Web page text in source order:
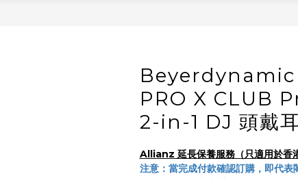
Beyerdynamic
PRO X CLUB
2-in-1 DJ 頭戴
Allianz 延長保養服務（只適用於香
注意：當完成付款確認訂購，即代表